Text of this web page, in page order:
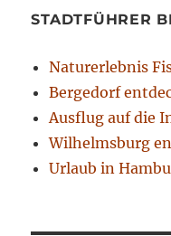
STADTFÜHRER
Naturerlebnis
Bergedorf
Ausflug auf die
Wilhelmsburg
Urlaub in